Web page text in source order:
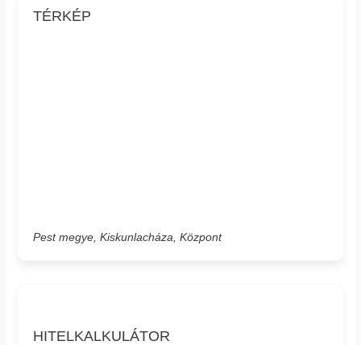
TÉRKÉP
Pest megye, Kiskunlacháza, Központ
HITELKALKULÁTOR